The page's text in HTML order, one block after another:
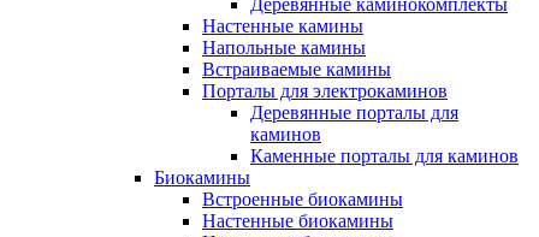
Настенные камины
Напольные камины
Встраиваемые камины
Порталы для электрокаминов
Деревянные порталы для
каминов
Каменные порталы для каминов
Биокамины
Встроенные биокамины
Настенные биокамины